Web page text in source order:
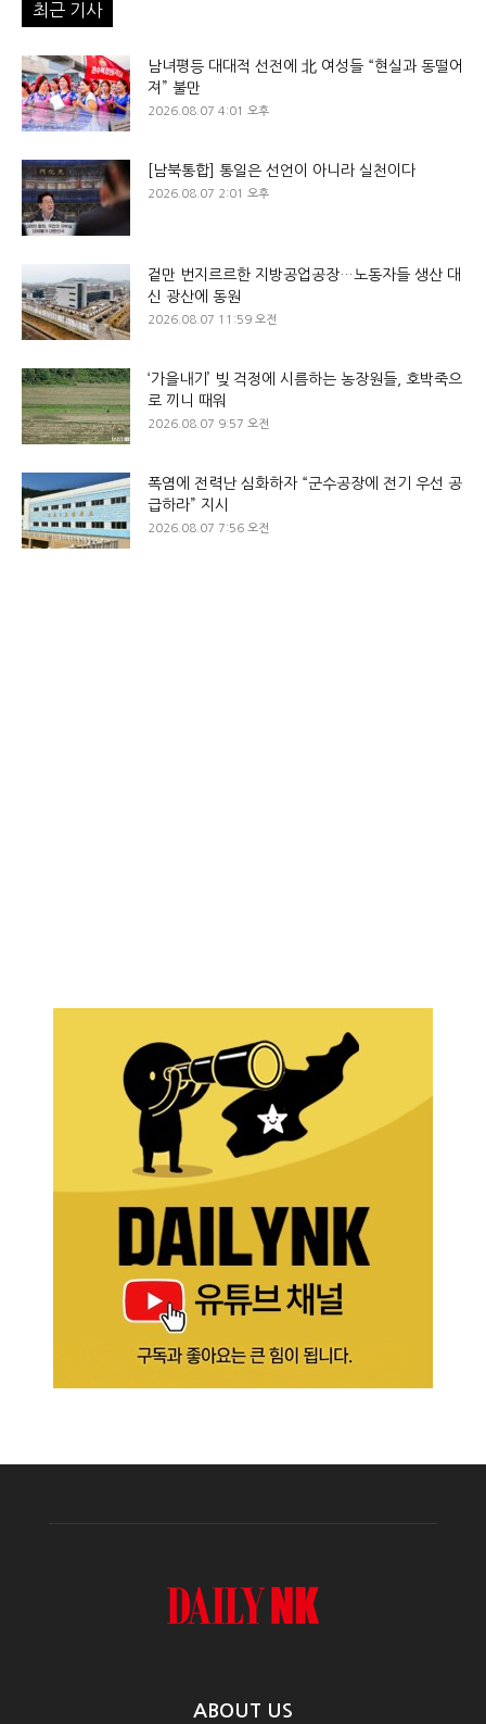
최근 기사
남녀평등 대대적 선전에 北 여성들 “현실과 동떨어
져” 불만
2026.08.07 4:01 오후
[남북통합] 통일은 선언이 아니라 실천이다
2026.08.07 2:01 오후
겉만 번지르르한 지방공업공장…노동자들 생산 대
신 광산에 동원
2026.08.07 11:59 오전
‘가을내기’ 빚 걱정에 시름하는 농장원들, 호박죽으
로 끼니 때워
2026.08.07 9:57 오전
폭염에 전력난 심화하자 “군수공장에 전기 우선 공
급하라” 지시
2026.08.07 7:56 오전
ABOUT US